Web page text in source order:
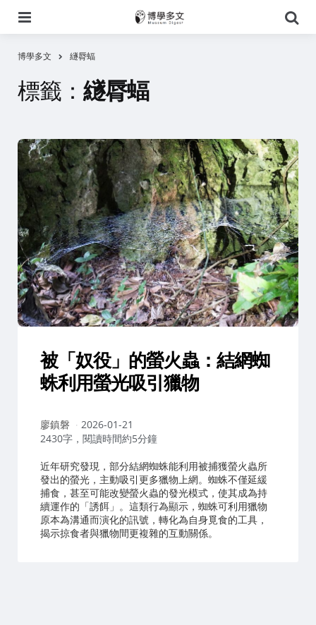
尋
博學多文 繸脣蝠
標籤： 繸脣蝠
被「奴役」的螢火蟲：結網蜘
蛛利用螢光吸引獵物
作
者：
廖鎮磐
2026-01-21
2430字，閱讀時間約5分鐘
近年研究發現，部分結網蜘蛛能利用被捕獲螢火蟲所
發出的螢光，主動吸引更多獵物上網。蜘蛛不僅延緩
捕食，甚至可能改變螢火蟲的發光模式，使其成為持
續運作的「誘餌」。這類行為顯示，蜘蛛可利用獵物
原本為溝通而演化的訊號，轉化為自身覓食的工具，
揭示掠食者與獵物間更複雜的互動關係。